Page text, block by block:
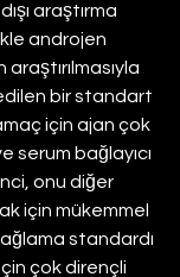
araştırma
androjen
bir standart
için ajan çok
serum bağlayıcı
onu diğer
için mükemmel
standardı
çok dirençli